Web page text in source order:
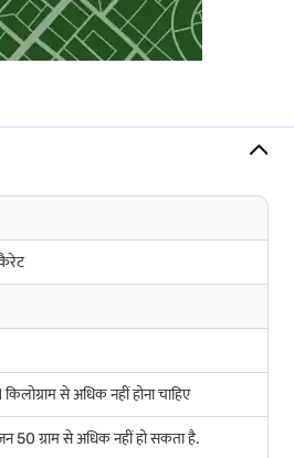
तरीका प्रदान करता है.
पर निर्भर करते हैं.
पारदर्शिता आती है. हालांकि, अतिरिक्त टैक्स के
से अधिक नहीं होना चाहिए
50 ग्राम से अधिक नहीं हो सकता है.